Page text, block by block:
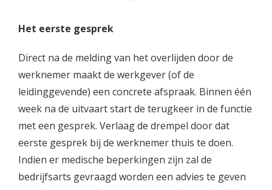
Het eerste gesprek
Direct na de melding van het overlijden door de
werknemer maakt de werkgever (of de
leidinggevende) een concrete afspraak. Binnen één
week na de uitvaart start de terugkeer in de functie
met een gesprek. Verlaag de drempel door dat
eerste gesprek bij de werknemer thuis te doen.
Indien er medische beperkingen zijn zal de
bedrijfsarts gevraagd worden een advies te geven